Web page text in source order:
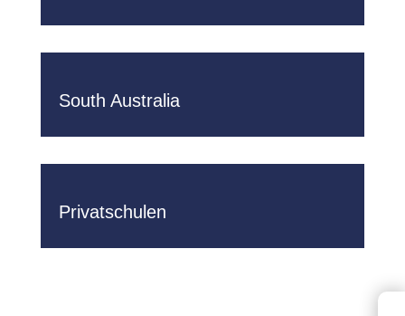
South Australia
Privatschulen